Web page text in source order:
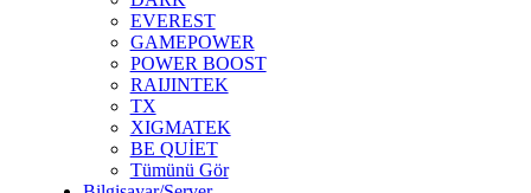
EVEREST
GAMEPOWER
POWER BOOST
RAIJINTEK
TX
XIGMATEK
BE QUİET
Tümünü Gör